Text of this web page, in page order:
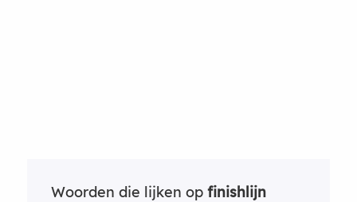
Woorden die lijken op finishlijn